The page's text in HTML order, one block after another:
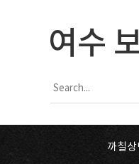
여수
까칠